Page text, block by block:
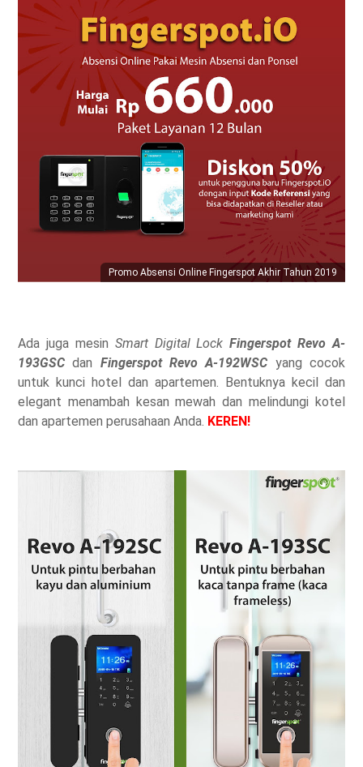
Promo Absensi Online Fingerspot Akhir Tahun 2019
Ada juga mesin Smart Digital Lock Fingerspot Revo A-
193GSC dan Fingerspot Revo A-192WSC yang cocok
untuk kunci hotel dan apartemen. Bentuknya kecil dan
elegant menambah kesan mewah dan melindungi kotel
dan apartemen perusahaan Anda. KEREN!